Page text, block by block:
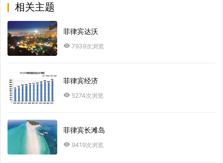
相关主题
菲律宾达沃
7939次浏览
菲律宾经济
5274次浏览
菲律宾长滩岛
9419次浏览